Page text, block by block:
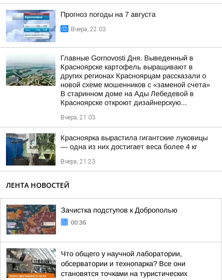
Прогноз погоды на 7 августа
Вчера, 22:03
Главные Gornovosti Дня. Выведенный в
Красноярске картофель выращивают в
других регионах Красноярцам рассказали о
новой схеме мошенников с «заменой счета»
В старинном доме на Ады Лебедевой в
Красноярске откроют дизайнерскую...
Вчера, 21:03
Красноярка вырастила гигантские луковицы
— одна из них достигает веса более 4 кг
Вчера, 21:23
ЛЕНТА НОВОСТЕЙ
Зачистка подступов к Доброполью
00:36
Что общего у научной лаборатории,
обсерватории и технопарка? Все они
становятся точками на туристических